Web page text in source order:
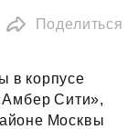
Поделиться
в корпусе
Сити»,
Москвы